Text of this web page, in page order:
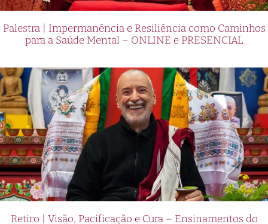
Palestra | Impermanência e Resiliência como Caminhos
para a Saúde Mental – ONLINE e PRESENCIAL
Retiro | Visão, Pacificação e Cura – Ensinamentos do